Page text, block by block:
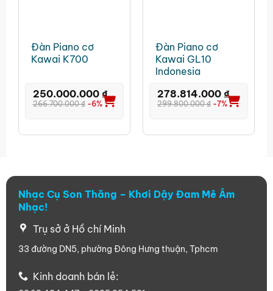
Đàn Piano cơ
Kawai K700
250.000.000 ₫
266.700.000₫ -6%
Đàn Piano cơ
Kawai GL10
Indonesia
278.814.000 ₫
299.800.000₫ -7%
Nhạc Cụ Son Thăng – Khơi Dậy Đam Mê Âm
Nhạc!
Trụ sở ở Hồ chí Minh
33 đường DN5, phường Đông Hưng thuận, Tphcm
Kinh doanh bán lẻ: